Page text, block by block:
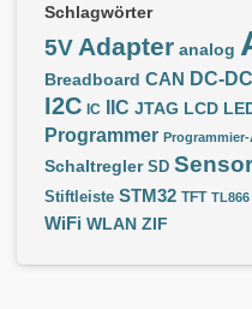
Schlagwörter
5V Adapter analog
Breadboard CAN DC-DC
I2C IC IIC JTAG LCD
Programmer
Schaltregler SD Sensor
Stiftleiste STM32 TFT TL866
WiFi WLAN ZIF